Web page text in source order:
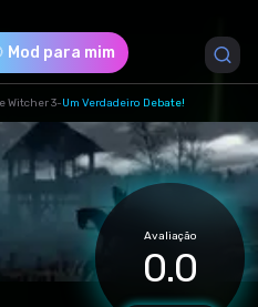
Mod para mim
Witcher 3-Um Verdadeiro Debate!
Avaliação
0.0